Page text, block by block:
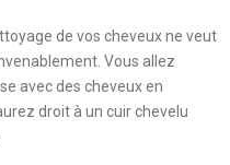
de vos cheveux ne veut
Vous allez
avec des cheveux en
droit à un cuir chevelu